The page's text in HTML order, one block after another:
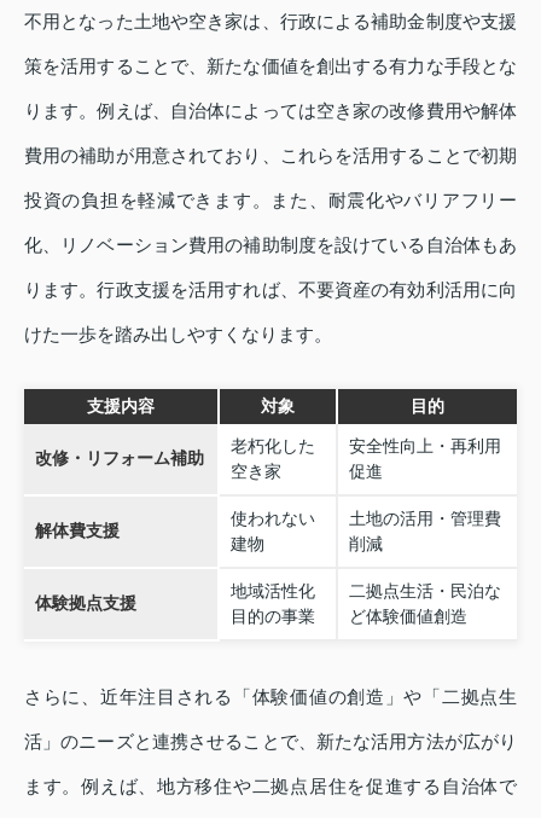
不用となった土地や空き家は、行政による補助金制度や支援
策を活用することで、新たな価値を創出する有力な手段とな
ります。例えば、自治体によっては空き家の改修費用や解体
費用の補助が用意されており、これらを活用することで初期
投資の負担を軽減できます。また、耐震化やバリアフリー
化、リノベーション費用の補助制度を設けている自治体もあ
ります。行政支援を活用すれば、不要資産の有効利活用に向
けた一歩を踏み出しやすくなります。
支援内容 対象 目的
改修・リフォーム補助
老朽化した
空き家
安全性向上・再利用
促進
解体費支援
使われない
建物
土地の活用・管理費
削減
体験拠点支援
地域活性化
目的の事業
二拠点生活・民泊な
ど体験価値創造
さらに、近年注目される「体験価値の創造」や「二拠点生
活」のニーズと連携させることで、新たな活用方法が広がり
ます。例えば、地方移住や二拠点居住を促進する自治体で